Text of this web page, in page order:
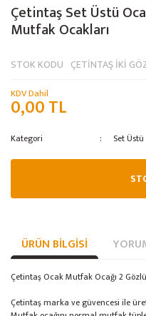
Çetintaş Set Üstü
Mutfak Ocakları
STOK KODU ÇETİNTAŞ İKİ
KDV Dahil
0,00 TL
Kategori Set
ÜRÜN BILGISI
Çetintaş Ocak Mutfak Ocağı 2
Çetintaş marka ve güvencesi ile